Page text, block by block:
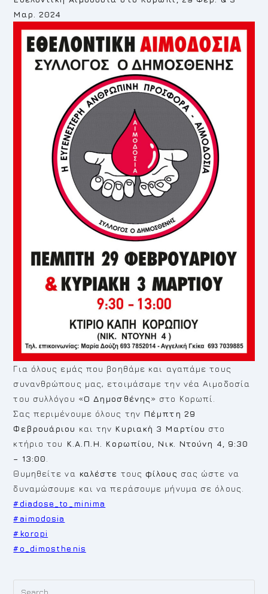
Μαρ. 2024
Για όλους εμάς που βοηθάμε και αγαπάμε τους
συνανθρώπους μας, ετοιμάσαμε την νέα Αιμοδοσία
του συλλόγου «Ο Δημοσθένης» στο Κορωπί.
Σας περιμένουμε όλους την Πέμπτη 29
Φεβρουάριου και την Κυριακή 3 Μαρτίου στο
κτήριο του Κ.Α.Π.Η. Κορωπίου, Νικ. Ντούνη 4, 9:30
– 13:00
Θυμηθείτε να καλέστε τουςφίλους σας ώστε να
δυναμώσουμε και να περάσουμε μήνυμα σε όλους.
#diadose_to_minima
#aimodosia
#koropi
#o_dimosthenis